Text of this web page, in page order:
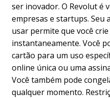
ser inovador. O Revolut é
empresas e startups. Seu
usar permite que você
instantaneamente. Você
cartão para um uso
online única ou uma
Você também pode
qualquer momento.